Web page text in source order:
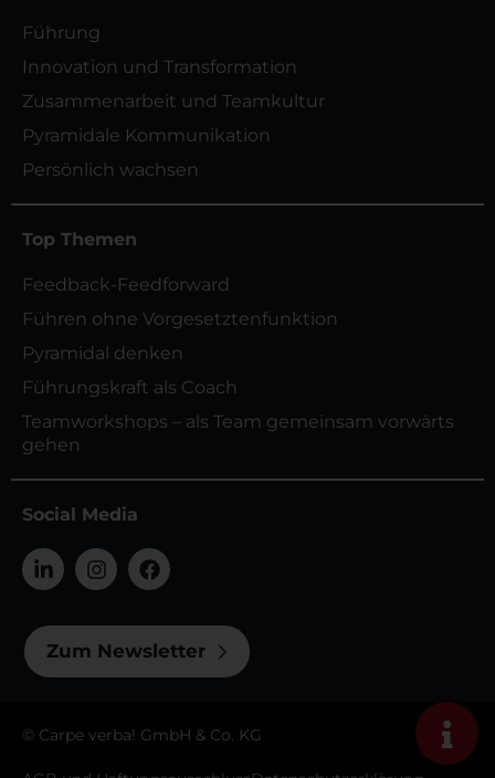
Führung
Innovation und Transformation
Zusammenarbeit und Teamkultur
Pyramidale Kommunikation
Persönlich wachsen
Top Themen
Feedback-Feedforward
Führen ohne Vorgesetztenfunktion
Pyramidal denken
Führungskraft als Coach
Teamworkshops – als Team gemeinsam vorwärts
gehen
Social Media
Zum Newsletter
© Carpe verba! GmbH & Co. KG